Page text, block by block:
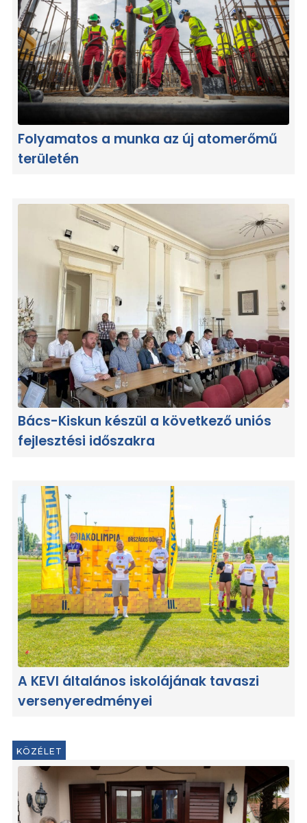
Folyamatos a munka az új atomerőmű
területén
Bács-Kiskun készül a következő uniós
fejlesztési időszakra
A KEVI általános iskolájának tavaszi
versenyeredményei
KÖZÉLET